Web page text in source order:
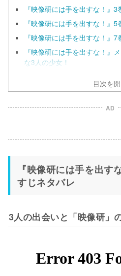
『映像研には手を出すな！』
『映像研には手を出すな！』
『映像研には手を出すな！』
『映像研には手を出すな！』
な3人の少女！
目次を開
AD
『映像研には手を出す
すじネタバレ
3人の出会いと「映像研」